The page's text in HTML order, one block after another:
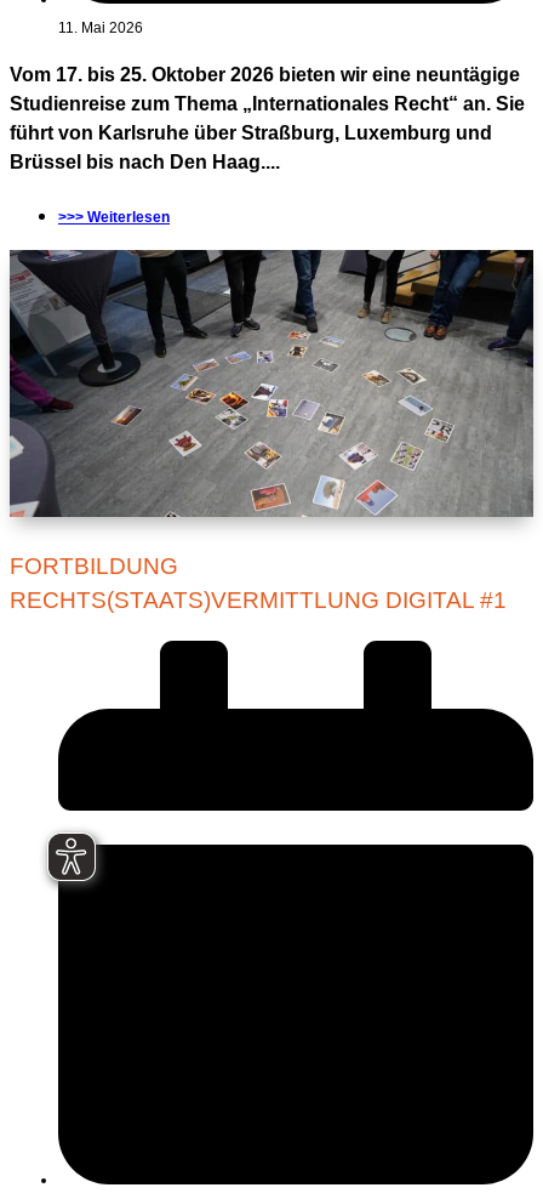
11. Mai 2026
Vom 17. bis 25. Oktober 2026 bieten wir eine neuntägige
Studienreise zum Thema „Internationales Recht“ an. Sie
führt von Karlsruhe über Straßburg, Luxemburg und
Brüssel bis nach Den Haag....
>>> Weiterlesen
FORTBILDUNG
RECHTS(STAATS)VERMITTLUNG DIGITAL #1